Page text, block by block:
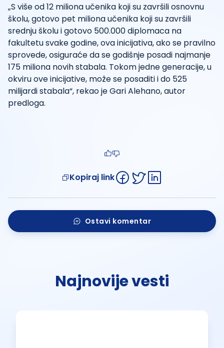
„S više od 12 miliona učenika koji su završili osnovnu
školu, gotovo pet miliona učenika koji su završili
srednju školu i gotovo 500.000 diplomaca na
fakultetu svake godine, ova inicijativa, ako se pravilno
sprovede, osiguraće da se godišnje posadi najmanje
175 miliona novih stabala. Tokom jedne generacije, u
okviru ove inicijative, može se posaditi i do 525
milijardi stabala“, rekao je Gari Alehano, autor
predloga.
Kopiraj link
Ostavi komentar
Najnovije vesti